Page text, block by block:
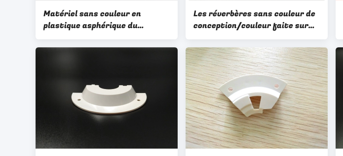
Matériel sans couleur en
plastique asphérique du
condensateur de
conception/diamètre fait sur
Les réverbères sans couleur de
conception/couleur faite sur
commande LED d'OEM/ODM
court-circuitent le PC Ø95 de
couverture